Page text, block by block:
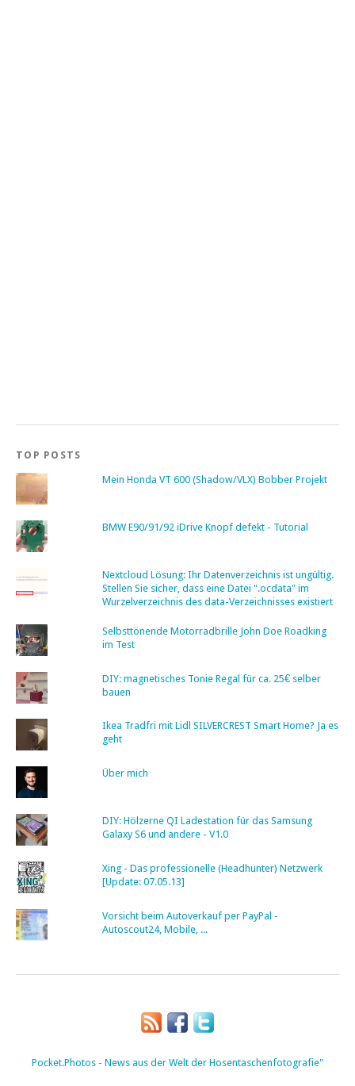
TOP POSTS
Mein Honda VT 600 (Shadow/VLX) Bobber Projekt
BMW E90/91/92 iDrive Knopf defekt - Tutorial
Nextcloud Lösung: Ihr Datenverzeichnis ist ungültig.
Stellen Sie sicher, dass eine Datei ".ocdata" im
Wurzelverzeichnis des data-Verzeichnisses existiert
Selbsttönende Motorradbrille John Doe Roadking
im Test
DIY: magnetisches Tonie Regal für ca. 25€ selber
bauen
Ikea Tradfri mit Lidl SILVERCREST Smart Home? Ja es
geht
Über mich
DIY: Hölzerne QI Ladestation für das Samsung
Galaxy S6 und andere - V1.0
Xing - Das professionelle (Headhunter) Netzwerk
[Update: 07.05.13]
Vorsicht beim Autoverkauf per PayPal -
Autoscout24, Mobile, ...
Pocket.Photos - News aus der Welt der Hosentaschenfotografie"